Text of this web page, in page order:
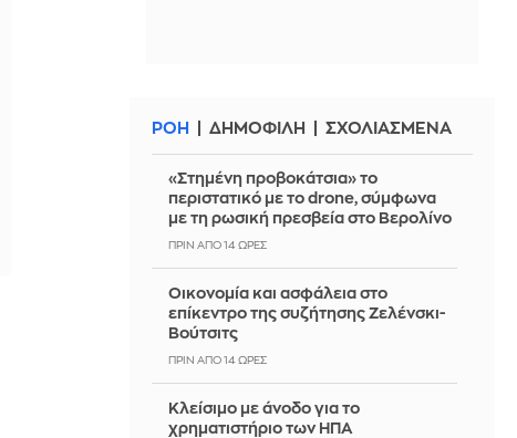
ΡΟΗ ΔΗΜΟΦΙΛΗ ΣΧΟΛΙΑΣΜΕΝΑ
«Στημένη προβοκάτσια» το
περιστατικό με το drone, σύμφωνα
με τη ρωσική πρεσβεία στο Βερολίνο
ΠΡΙΝ ΑΠΌ 14 ΏΡΕΣ
Οικονομία και ασφάλεια στο
επίκεντρο της συζήτησης Ζελένσκι-
Βούτσιτς
ΠΡΙΝ ΑΠΌ 14 ΏΡΕΣ
Κλείσιμο με άνοδο για το
χρηματιστήριο των ΗΠΑ